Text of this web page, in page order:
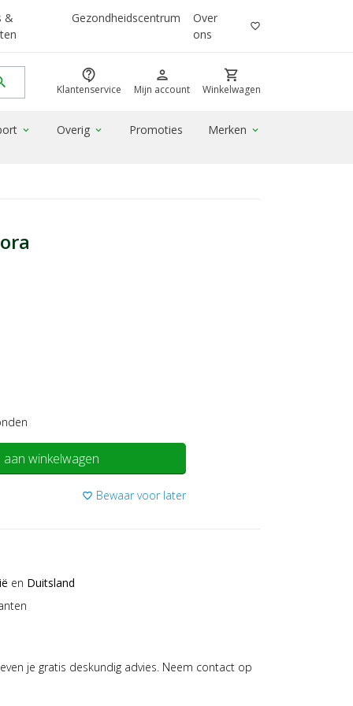
&
Gezondheidscentrum
Over
ons
favorite_border
contact_support
Klantenservice
person
Mijn account
shopping_cart
Winkelwagen
expand_more Overig expand_more Promoties Merken expand_more
winkelwagen
favorite_border Bewaar voor later
en Duitsland
je gratis deskundig advies. Neem contact op